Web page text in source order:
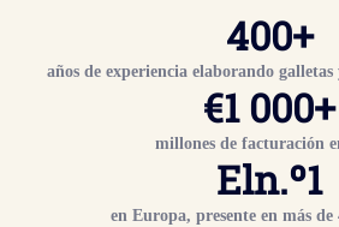
400+
años de experiencia elaborando
€1 000+
millonesde facturación
Eln.º1
en Europa, presente en más de